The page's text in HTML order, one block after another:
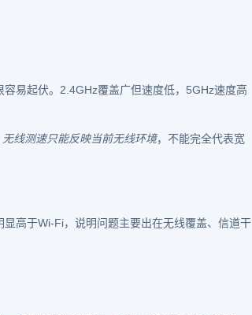
易起伏。2.4GHz覆盖广但速度低，5GHz速度高
无线测速只能反映当前无线环境，不能完全代表宽
高于Wi-Fi，说明问题主要出在无线覆盖、信道干